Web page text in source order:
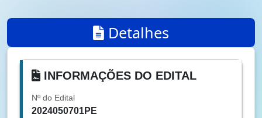
Detalhes
INFORMAÇÕES DO EDITAL
Nº do Edital
2024050701PE